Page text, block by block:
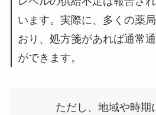
います。実際に、多くの薬
おり、処方箋があれば通常
ができます。
ただし、地域や時期